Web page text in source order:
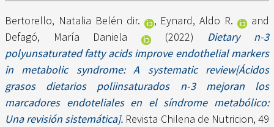
Bertorello, Natalia Belén dir. , Eynard, Aldo R.
and
Defagó, María Daniela
(2022) Dietary n-3
polyunsaturated fatty acids improve endothelial markers
in metabolic syndrome: A systematic review[Ácidos
grasos dietarios poliinsaturados n-3 mejoran los
marcadores endoteliales en el síndrome metabólico:
Una revisión sistemática]. Revista Chilena de Nutricion, 49